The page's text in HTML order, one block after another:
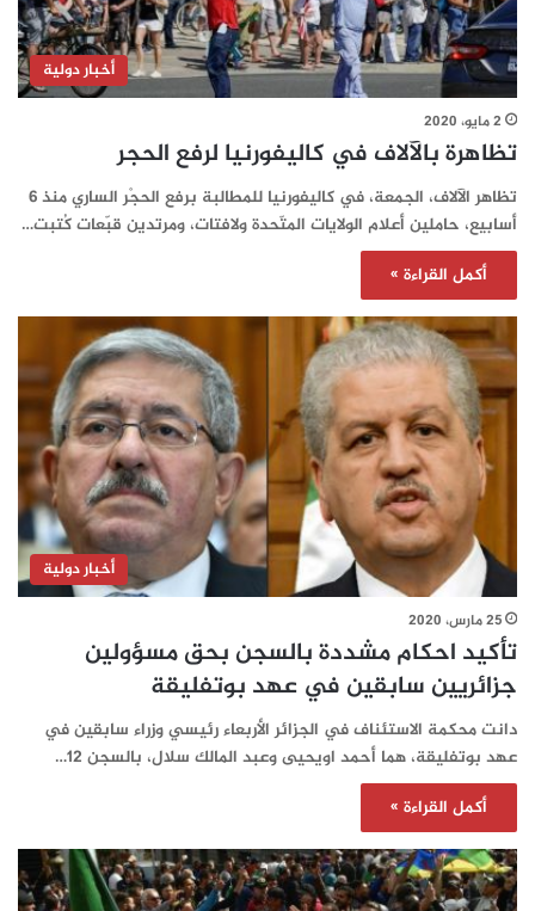
أخبار دولية
2 مايو، 2020
تظاهرة بالآلاف في كاليفورنيا لرفع الحجر
تظاهر الآلاف، الجمعة، في كاليفورنيا للمطالبة برفع الحجْر الساري منذ 6
أسابيع، حاملين أعلام الولايات المتّحدة ولافتات، ومرتدين قبّعات كُتبت…
أكمل القراءة »
أخبار دولية
25 مارس، 2020
تأكيد احكام مشددة بالسجن بحق مسؤولين
جزائريين سابقين في عهد بوتفليقة
دانت محكمة الاستئناف في الجزائر الأربعاء رئيسي وزراء سابقين في
عهد بوتفليقة، هما أحمد اويحيى وعبد المالك سلال، بالسجن 12…
أكمل القراءة »